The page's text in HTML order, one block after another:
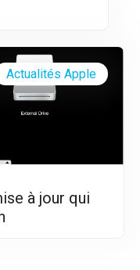
à jour qui
Actualités Apple